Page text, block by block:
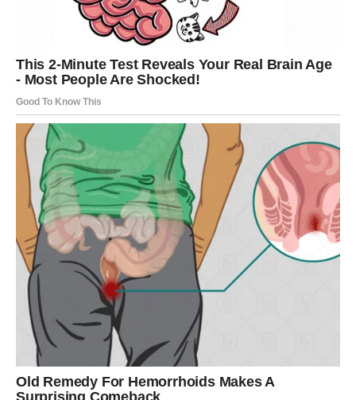
Čaj je poželjno piti na prazan želudac, a posebno je koristan za
osobe s visokim krvnim tlakom, a ne za one s niskim. Osim
toga, čaj treba uvijek pripremati svjež.
Koristite ga u trajanju od sedam dana kako biste iskusili
korisne rezultate.
Pauzirajte prirodni tretman u trajanju od mjesec dana prije
nego što ponovite postupak.
Kopriva je također izvrsna biljka za promicanje zdravlja kose.
Da biste pripremili uvarak za kosu, počnite dodavanjem jedne
litre vode u lonac, zatim dodajte nekoliko grančica temeljito
oprane koprive i pustite da smjesa kuha nekoliko minuta.